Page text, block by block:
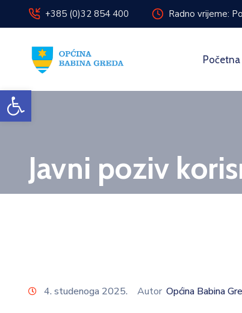
Open toolbar
+385 (0)32 854 400 Radno vrijeme:
Početna
Javni poziv
4. studenoga 2025. Autor Općina Babina